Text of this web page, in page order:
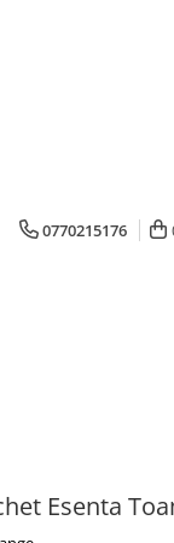
0770215176
Esenta